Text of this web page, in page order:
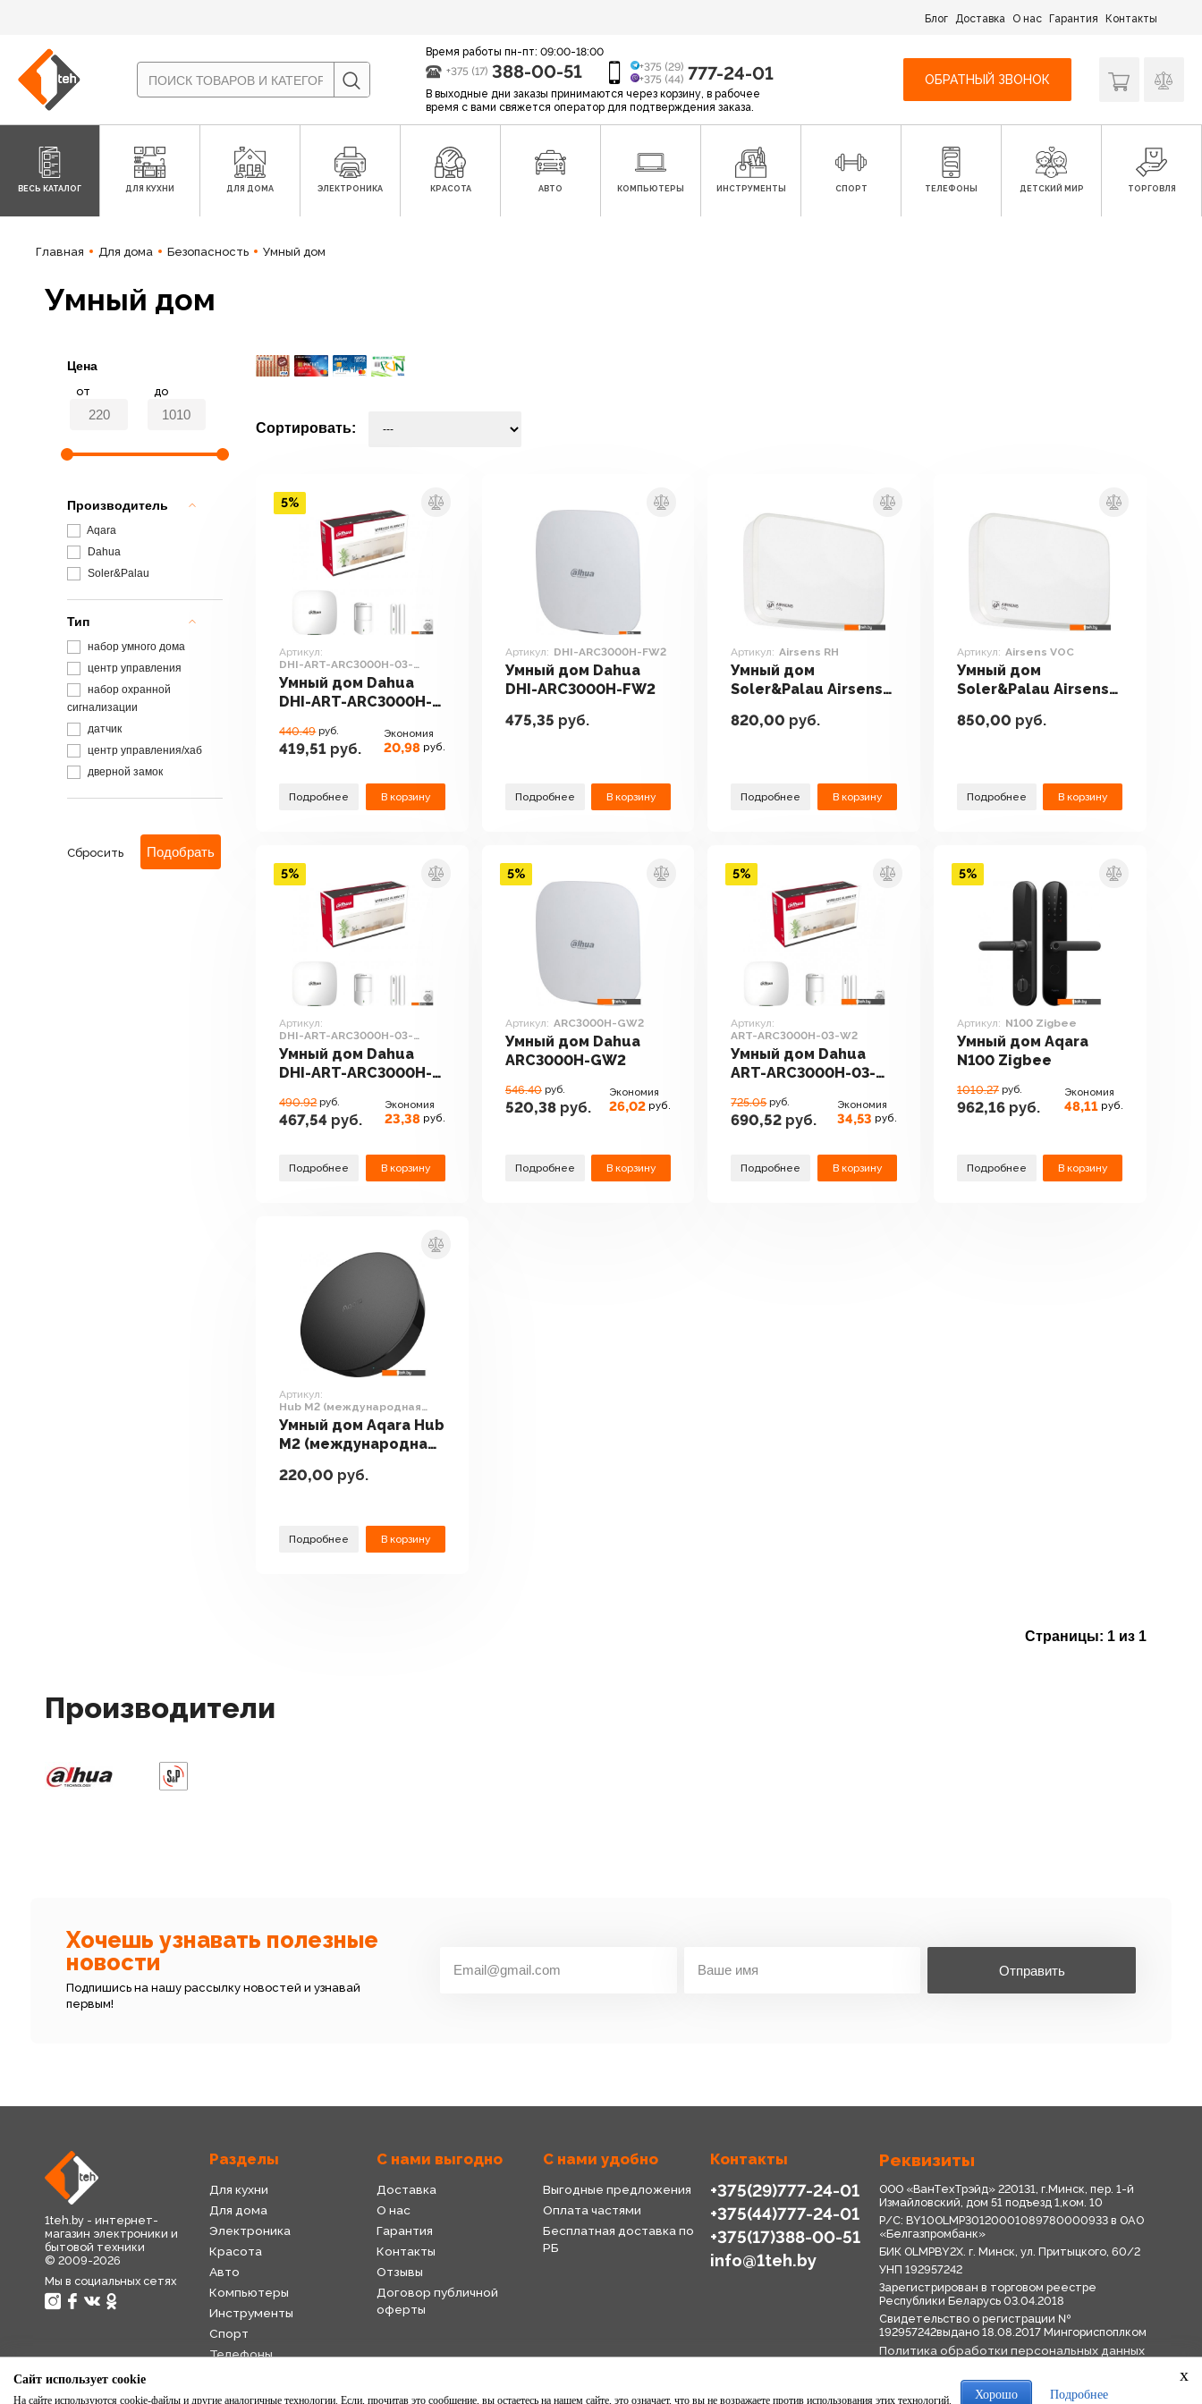
Блог Доставка О нас Гарантия Контакты
Время работы пн-пт: 09:00-18:00
+375 (17) 388-00-51
+375 (29)
+375 (44) 777-24-01
В выходные дни заказы принимаются через корзину, в рабочее
время с вами свяжется оператор для подтверждения заказа.
ОБРАТНЫЙ ЗВОНОК
ВЕСЬ КАТАЛОГ ДЛЯ КУХНИ ДЛЯ ДОМА ЭЛЕКТРОНИКА КРАСОТА АВТО КОМПЬЮТЕРЫ ИНСТРУМЕНТЫ СПОРТ ТЕЛЕФОНЫ ДЕТСКИЙ МИР ТОРГОВЛЯ
Главная Для дома Безопасность Умный дом
Умный дом
Цена
от до
Производитель
Aqara
Dahua
Soler&Palau
Тип
набор умного дома
центр управления
набор охранной
сигнализации
датчик
центр управления/хаб
дверной замок
Сбросить
Сортировать:
Артикул:
DHI-ART-ARC3000H-03-
FW2(868)
Умный дом Dahua
DHI-ART-ARC3000H-
440.49 руб.
419,51 руб.
Экономия
20,98 руб.
Подробнее В корзину
5%
Артикул: DHI-ARC3000H-FW2
Умный дом Dahua
DHI-ARC3000H-FW2
475,35 руб.
Подробнее В корзину
Артикул: Airsens RH
Умный дом
Soler&Palau Airsens
820,00 руб.
Подробнее В корзину
Артикул: Airsens VOC
Умный дом
Soler&Palau Airsens
850,00 руб.
Подробнее В корзину
Артикул:
DHI-ART-ARC3000H-03-
W2(868)
Умный дом Dahua
DHI-ART-ARC3000H-
490.92 руб.
467,54 руб.
Экономия
23,38 руб.
Подробнее В корзину
5%
Артикул: ARC3000H-GW2
Умный дом Dahua
ARC3000H-GW2
546.40 руб.
520,38руб.
Экономия
26,02 руб.
Подробнее В корзину
5%
Артикул:
ART-ARC3000H-03-W2
Умный дом Dahua
ART-ARC3000H-03-
725.05 руб.
690,52 руб.
Экономия
34,53 руб.
Подробнее В корзину
5%
Артикул: N100 Zigbee
Умный дом Aqara
N100 Zigbee
1010.27 руб.
962,16 руб.
Экономия
48,11 руб.
Подробнее В корзину
5%
Артикул:
Hub M2 (международная
версия)
Умный дом Aqara Hub
M2 (международная
220,00 руб.
Подробнее В корзину
Страницы: 1 из 1
Производители
Хочешь узнавать полезные
новости
Подпишись на нашу рассылку новостей и узнавай
первым!
Отправить
1teh.by - интернет-
магазин электроники и
бытовой техники
© 2009-2026
Мы в социальных сетях
Разделы
Для кухни
Для дома
Электроника
Красота
Авто
Компьютеры
Инструменты
Спорт
Телефоны
С нами выгодно
Доставка
О нас
Гарантия
Контакты
Отзывы
Договор публичной
оферты
С нами удобно
Выгодные предложения
Оплата частями
Бесплатная доставка по
РБ
Контакты
+375(29)777-24-01
+375(44)777-24-01
+375(17)388-00-51
info@1teh.by
Реквизиты
ООО «ВанТехТрэйд» 220131, г.Минск, пер. 1-й
Измайловский, дом 51 подъезд 1,ком. 10
Р/С: BY10OLMP30120001089780000933 в OАО
«Белгазпромбанк»
БИК OLMPBY2X. г. Минск, ул. Притыцкого, 60/2
УНП 192957242
Зарегистрирован в торговом реестре
Республики Беларусь 03.04.2018
Свидетельство о регистрации №
192957242выдано 18.08.2017 Мингориспоплком
Политика обработки персональных данных
Политика в отношении обработки файлов
x
Сайт использует cookie
На сайте используются cookie-файлы и другие аналогичные технологии. Если, прочитав это сообщение, вы остаетесь на нашем сайте, это означает, что вы не возражаете против использования этих технологий. Хорошо Подробнее